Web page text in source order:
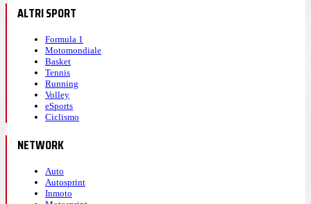
ALTRI SPORT
Formula 1
Motomondiale
Basket
Tennis
Running
Volley
eSports
Ciclismo
NETWORK
Auto
Autosprint
Inmoto